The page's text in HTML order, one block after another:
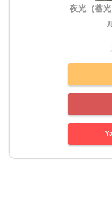
夜光（蓄